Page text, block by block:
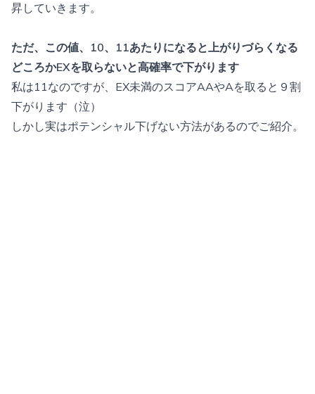
昇していきます。
ただ、この値、10、11あたりになると上がりづらくなる
どころかEXを取らないと高確率で下がります
私は11なのですが、EX未満のスコアAAやAを取ると９割
下がります（泣）
しかし実はポテンシャル下げない方法があるのでご紹介。